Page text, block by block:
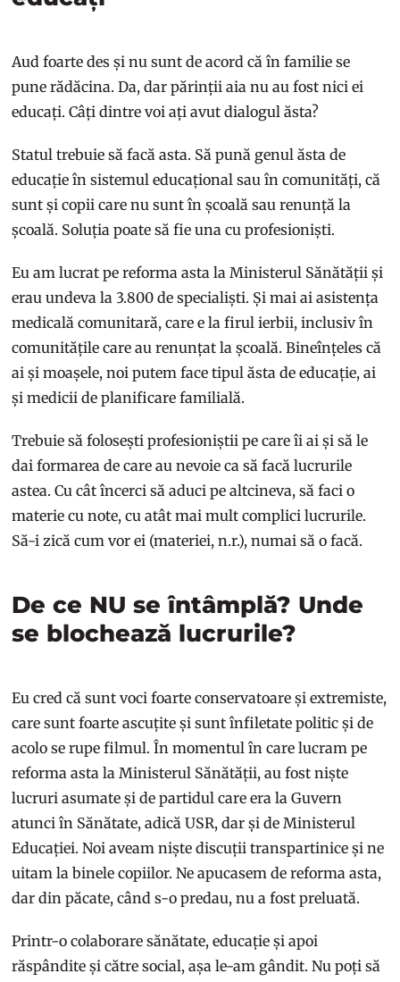
Aud foarte des și nu sunt de acord că în familie se
pune rădăcina. Da, dar părinții aia nu au fost nici ei
educați. Câți dintre voi ați avut dialogul ăsta?
Statul trebuie să facă asta. Să pună genul ăsta de
educație în sistemul educațional sau în comunități, că
sunt și copii care nu sunt în școală sau renunță la
școală. Soluția poate să fie una cu profesioniști.
Eu am lucrat pe reforma asta la Ministerul Sănătății și
erau undeva la 3.800 de specialiști. Și mai ai asistența
medicală comunitară, care e la firul ierbii, inclusiv în
comunitățile care au renunțat la școală. Bineînțeles că
ai și moașele, noi putem face tipul ăsta de educație, ai
și medicii de planificare familială.
Trebuie să folosești profesioniștii pe care îi ai și să le
dai formarea de care au nevoie ca să facă lucrurile
astea. Cu cât încerci să aduci pe altcineva, să faci o
materie cu note, cu atât mai mult complici lucrurile.
Să-i zică cum vor ei (materiei, n.r.), numai să o facă.
De ce NU se întâmplă? Unde
se blochează lucrurile?
Eu cred că sunt voci foarte conservatoare și extremiste,
care sunt foarte ascuțite și sunt înfiletate politic și de
acolo se rupe filmul. În momentul în care lucram pe
reforma asta la Ministerul Sănătății, au fost niște
lucruri asumate și de partidul care era la Guvern
atunci în Sănătate, adică USR, dar și de Ministerul
Educației. Noi aveam niște discuții transpartinice și ne
uitam la binele copiilor. Ne apucasem de reforma asta,
dar din păcate, când s-o predau, nu a fost preluată.
Printr-o colaborare sănătate, educație și apoi
răspândite și către social, așa le-am gândit. Nu poți să